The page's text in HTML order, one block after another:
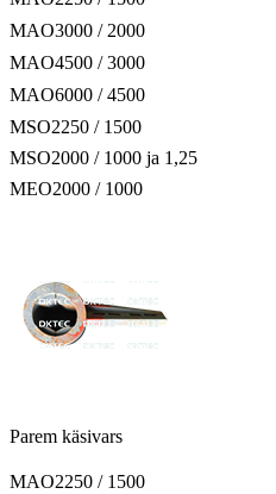
MAO3000 / 2000
MAO4500 / 3000
MAO6000 / 4500
MSO2250 / 1500
MSO2000 / 1000 ja 1,25
MEO2000 / 1000
Parem käsivars
MAO2250 / 1500